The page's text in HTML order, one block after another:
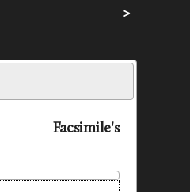
>
Facsimile's